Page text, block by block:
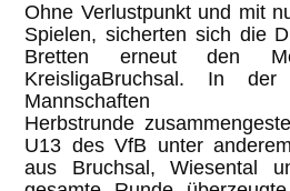
Ohne Verlustpunkt und mit
Spielen,sicherten sich die D
Bretten erneut den
KreisligaBruchsal. In der
Herbstrunde
U13 des VfB unter
aus Bruchsal ,Wiesental